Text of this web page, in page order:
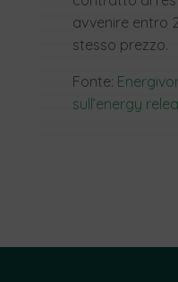
avvenire entro
stesso prezzo.
Fonte:
sull’energy